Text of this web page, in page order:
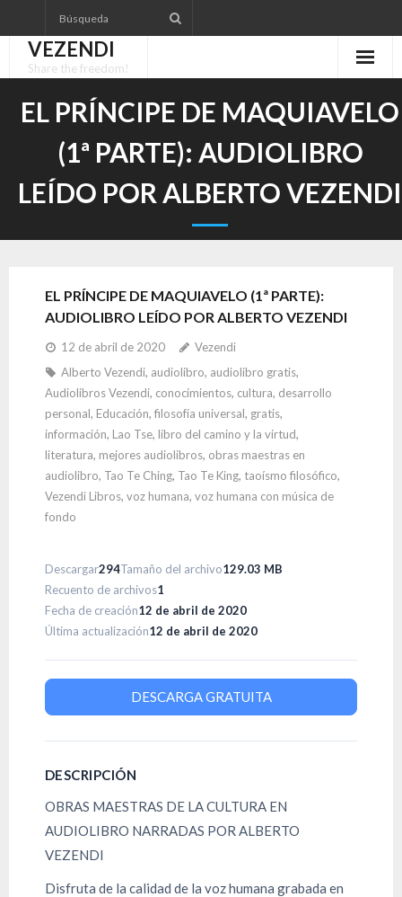
to
contentVEZENDI
Share the freedom!
EL PRÍNCIPE DE MAQUIAVELO
(1ª PARTE): AUDIOLIBRO
LEÍDO POR ALBERTO VEZENDI
EL PRÍNCIPE DE MAQUIAVELO (1ª PARTE):
AUDIOLIBRO LEÍDO POR ALBERTO VEZENDI
12 de abril de 2020
Vezendi
Alberto Vezendi, audiolibro, audiolibro gratis,
Audiolibros Vezendi, conocimientos, cultura, desarrollo
personal, Educación, filosofía universal, gratis,
información, Lao Tse, libro del camino y la virtud,
literatura, mejores audiolibros, obras maestras en
audiolibro, Tao Te Ching, Tao Te King, taoísmo filosófico,
Vezendi Libros, voz humana, voz humana con música de
fondo
Descargar294Tamaño del archivo129.03 MB
Recuento de archivos1
Fecha de creación12 de abril de 2020
Última actualización12 de abril de 2020
DESCARGA GRATUITA
DESCRIPCIÓN
OBRAS MAESTRAS DE LA CULTURA EN
AUDIOLIBRO NARRADAS POR ALBERTO
VEZENDI
Disfruta de la calidad de la voz humana grabada en